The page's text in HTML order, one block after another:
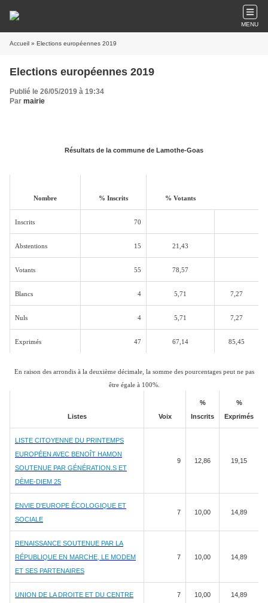
MENU
Accueil » Elections européennes 2019
Elections européennes 2019
Publié le 26/05/2019 à 19:34
Par mairie
Résultats de la commune de Lamothe-Goas
Nombre % Inscrits % Votants
Inscrits 70
Abstentions 15 21,43
Votants 55 78,57
Blancs 4 5,71 7,27
Nuls 4 5,71 7,27
Exprimés 47 67,14 85,45
En raison des arrondis à la deuxième décimale, la somme des pourcentages peut ne pas
être égale à 100%.
Listes Voix
%
Inscrits
%
Exprimés
LISTE CITOYENNE DU PRINTEMPS
EUROPÉEN AVEC BENOÎT HAMON
SOUTENUE PAR GÉNÉRATION.S ET
DÈME-DIEM 25
9 12,86 19,15
ENVIE D'EUROPE ÉCOLOGIQUE ET
SOCIALE
7 10,00 14,89
RENAISSANCE SOUTENUE PAR LA
RÉPUBLIQUE EN MARCHE, LE MODEM
ET SES PARTENAIRES
7 10,00 14,89
UNION DE LA DROITE ET DU CENTRE 7 10,00 14,89